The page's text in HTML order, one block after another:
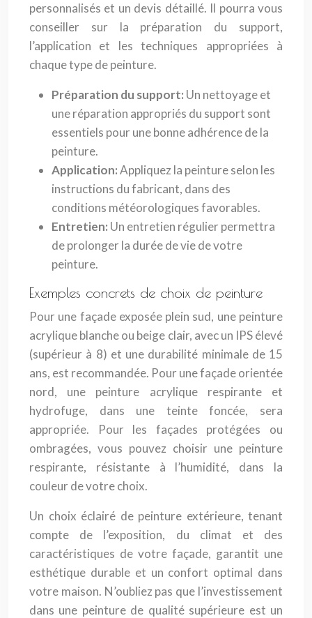
personnalisés et un devis détaillé. Il pourra vous
conseiller sur la préparation du support,
l’application et les techniques appropriées à
chaque type de peinture.
Préparation du support: Un nettoyage et
une réparation appropriés du support sont
essentiels pour une bonne adhérence de la
peinture.
Application:Appliquez la peinture selon les
instructions du fabricant, dans des
conditions météorologiques favorables.
Entretien: Un entretien régulier permettra
de prolonger la durée de vie de votre
peinture.
Exemples concrets de choix de peinture
Pour une façade exposée plein sud, une peinture
acrylique blanche ou beige clair, avec un IPS élevé
(supérieur à 8) et une durabilité minimale de 15
ans, est recommandée. Pour une façade orientée
nord, une peinture acrylique respirante et
hydrofuge, dans une teinte foncée, sera
appropriée. Pour les façades protégées ou
ombragées, vous pouvez choisir une peinture
respirante, résistante à l’humidité, dans la
couleur de votre choix.
Un choix éclairé de peinture extérieure, tenant
compte de l’exposition, du climat et des
caractéristiques de votre façade, garantit une
esthétique durable et un confort optimal dans
votre maison. N’oubliez pas que l’investissement
dans une peinture de qualité supérieure est un